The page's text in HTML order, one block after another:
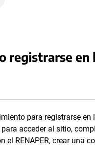
registrarse
para registrarse
acceder al sitio,
el RENAPER, crear una